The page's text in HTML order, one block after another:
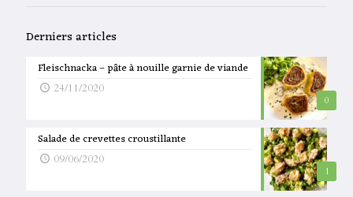
Derniers articles
0
Fleischnacka – pâte à nouille garnie de viande
24/11/2020
1
Salade de crevettes croustillante
09/06/2020